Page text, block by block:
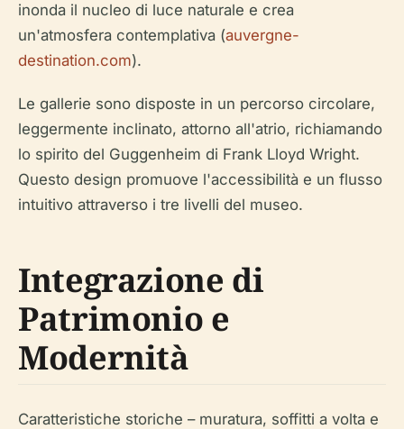
inonda il nucleo di luce naturale e crea
un'atmosfera contemplativa (auvergne-
destination.com).
Le gallerie sono disposte in un percorso circolare,
leggermente inclinato, attorno all'atrio, richiamando
lo spirito del Guggenheim di Frank Lloyd Wright.
Questo design promuove l'accessibilità e un flusso
intuitivo attraverso i tre livelli del museo.
Integrazione di
Patrimonio e
Modernità
Caratteristiche storiche – muratura, soffitti a volta e